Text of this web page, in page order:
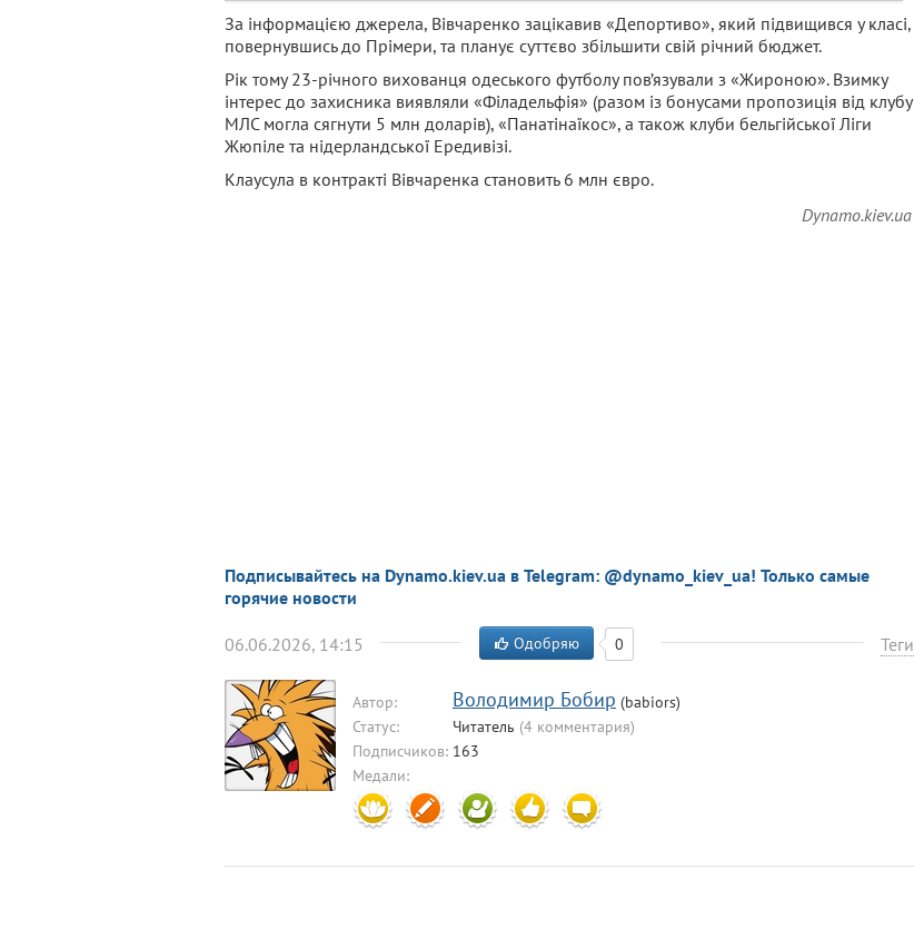
За інформацією джерела, Вівчаренко зацікавив «Депортиво», який підвищився у класі,
повернувшись до Прімери, та планує суттєво збільшити свій річний бюджет.
Рік тому 23-річного вихованця одеського футболу пов’язували з «Жироною». Взимку
інтерес до захисника виявляли «Філадельфія» (разом із бонусами пропозиція від клубу
МЛС могла сягнути 5 млн доларів), «Панатінаїкос», а також клуби бельгійської Ліги
Жюпіле та нідерландської Ередивізі.
Клаусула в контракті Вівчаренка становить 6 млн євро.
Dynamo.kiev.ua
Подписывайтесь на Dynamo.kiev.ua в Telegram: @dynamo_kiev_ua! Только самые
горячие новости
06.06.2026, 14:15 Теги
Одобряю 0
Автор: Володимир Бобир (babiors)
Статус:
Читатель (4 комментария)
Подписчиков: 163
Медали: